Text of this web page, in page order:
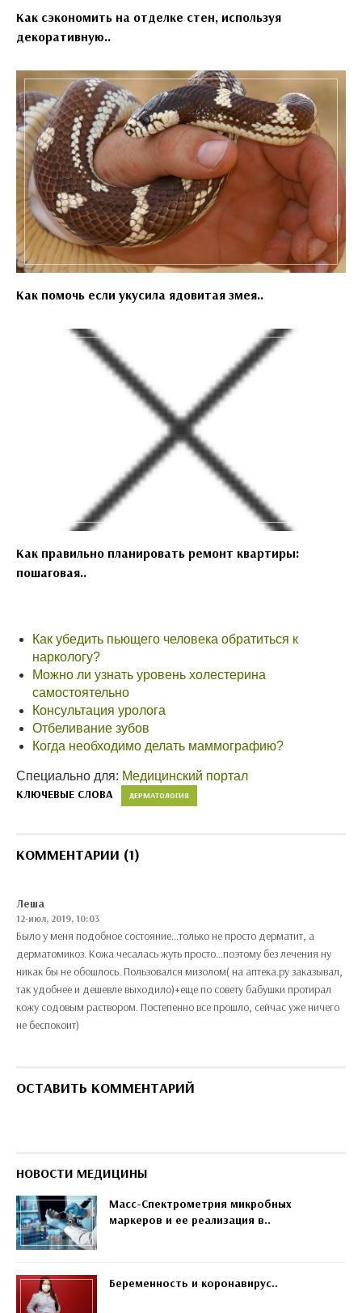
Как сэкономить на отделке стен, используя
декоративную..
Как помочь если укусила ядовитая змея..
Как правильно планировать ремонт квартиры:
пошаговая..
Как убедить пьющего человека обратиться к
наркологу?
Можно ли узнать уровень холестерина
самостоятельно
Консультация уролога
Отбеливание зубов
Когда необходимо делать маммографию?
Специально для: Медицинский портал
КЛЮЧЕВЫЕ СЛОВА ДЕРМАТОЛОГИЯ
КОММЕНТАРИИ (1)
Леша
12-июл, 2019, 10:03
Было у меня подобное состояние...только не просто дерматит, а
дерматомикоз. Кожа чесалась жуть просто...поэтому без лечения ну
никак бы не обошлось. Пользовался мизолом( на аптека.ру заказывал,
так удобнее и дешевле выходило)+еще по совету бабушки протирал
кожу содовым раствором. Постепенно все прошло, сейчас уже ничего
не беспокоит)
ОСТАВИТЬ КОММЕНТАРИЙ
НОВОСТИ МЕДИЦИНЫ
Масс-Спектрометрия микробных
маркеров и ее реализация в..
Беременность и коронавирус..